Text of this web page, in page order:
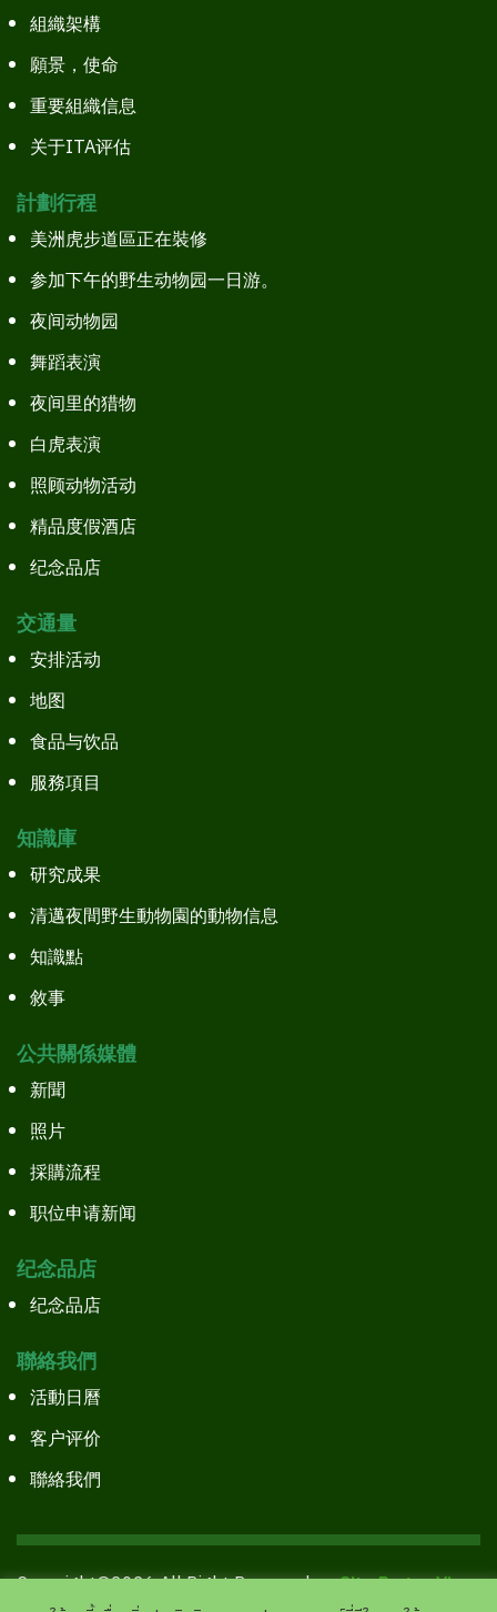
組織架構
願景，使命
重要組織信息
关于ITA评估
計劃行程
美洲虎步道區正在裝修
参加下午的野生动物园一日游。
夜间动物园
舞蹈表演
夜间里的猎物
白虎表演
照顾动物活动
精品度假酒店
纪念品店
交通量
安排活动
地图
食品与饮品
服務項目
知識庫
研究成果
清邁夜間野生動物園的動物信息
知識點
敘事
公共關係媒體
新聞
照片
採購流程
职位申请新闻
纪念品店
纪念品店
聯絡我們
活動日曆
客户评价
聯絡我們
Copyright©2026 All Right Reserved.
Site Pages View